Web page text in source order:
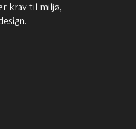
krav til miljø,